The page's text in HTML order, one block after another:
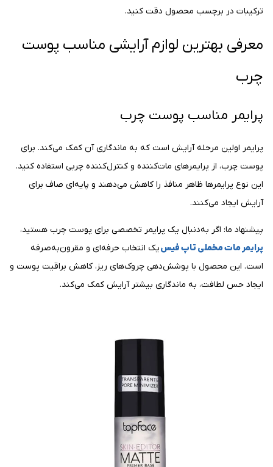
ترکیبات در برچسب محصول دقت کنید.
معرفی بهترین لوازم آرایشی مناسب پوست
چرب
پرایمر مناسب پوست چرب
پرایمر اولین مرحله آرایش است که به ماندگاری آن کمک می‌کند. برای
پوست چرب، از پرایمرهای مات‌کننده و کنترل‌کننده چربی استفاده کنید.
این نوع پرایمرها ظاهر منافذ را کاهش می‌دهند و پایه‌ای صاف برای
آرایش ایجاد می‌کنند.
پیشنهاد ما: اگر به‌دنبال یک پرایمر تخصصی برای پوست چرب هستید،
پرایمر مات مخملی تاپ فیسیک انتخاب حرفه‌ای و مقرون‌به‌صرفه
است. این محصول با پوشش‌دهی چروک‌های ریز، کاهش براقیت پوست و
ایجاد حس لطافت، به ماندگاری بیشتر آرایش کمک می‌کند.